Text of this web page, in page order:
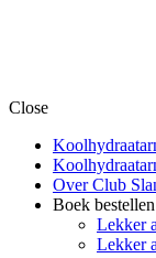
Close
Over Club
Boek bestellen
Lekker
Lekker